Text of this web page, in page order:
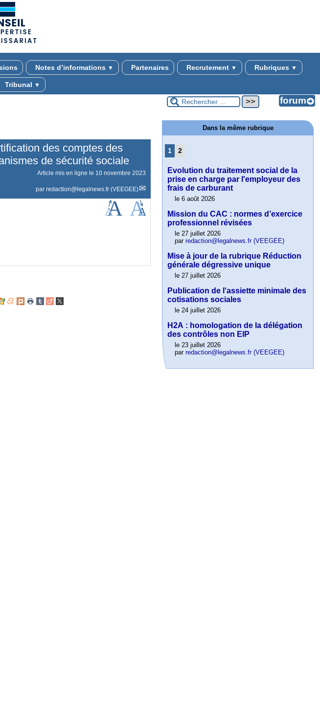
Notes d’informations ▼ Partenaires Recrutement ▼ Rubriques ▼
Tribunal ▼
des comptes des
de sécurité sociale
Article mis en ligne le 10 novembre 2023
par redaction@legalnews.fr (VEEGEE)
Dans la même rubrique
1 2
Evolution du traitement social de la
prise en charge par l'employeur des
frais de carburant
le 6 août 2026
Mission du CAC : normes d’exercice
professionnel révisées
le 27 juillet 2026
parredaction@legalnews.fr (VEEGEE)
Mise à jour de la rubrique Réduction
générale dégressive unique
le 27 juillet 2026
Publication de l'assiette minimale des
cotisations sociales
le 24 juillet 2026
H2A : homologation de la délégation
des contrôles non EIP
le 23 juillet 2026
parredaction@legalnews.fr (VEEGEE)